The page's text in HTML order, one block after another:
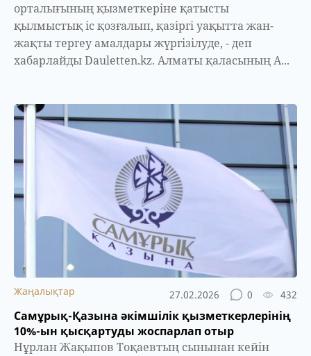
орталығының қызметкеріне қатысты
қылмыстық іс қозғалып, қазіргі уақытта жан-
жақты тергеу амалдары жүргізілуде, - деп
хабарлайды Dauletten.kz. Алматы қаласының А...
Жаңалықтар 27.02.2026 0 432
Самұрық-Қазына әкімшілік қызметкерлерінің
10%-ын қысқартуды жоспарлап отыр
Нұрлан Жақыпов Тоқаевтың сынынан кейін